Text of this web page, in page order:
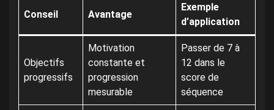
Conseil Avantage
Exemple
d’application
Objectifs
progressifs
Motivation
constante et
progression
mesurable
Passer de 7 à
12 dans le
score de
séquence